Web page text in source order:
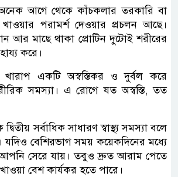
আগে থেকে কাঁচকলার তরকারি বা
পরামর্শ দেওয়ার প্রচলন আছে।
আর মাছে থাকা প্রোটিন দুটোই শরীরের
করে।
খারাপ একটি অস্বস্তিকর ও দুর্বল করে
সমস্যা। এ রোগে যত অস্বস্তি, তত
সর্বাধিক সাধারণ স্বাস্থ্য সমস্যা বলে
যদিও বেশিরভাগ সময় কয়েকদিনের মধ্যে
সেরে যায়। তবুও দ্রুত আরাম পেতে
খাওয়া বেশ কার্যকর হতে পারে।